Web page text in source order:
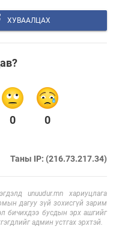
ХУВААЛЦАХ
0 0
Таны IP: (216.73.217.34)
unuudur.mn хариуцлага
дагуу зүй зохисгүй зарим
бичихдээ бусдын эрх ашгийг
админ устгах эрхтэй.